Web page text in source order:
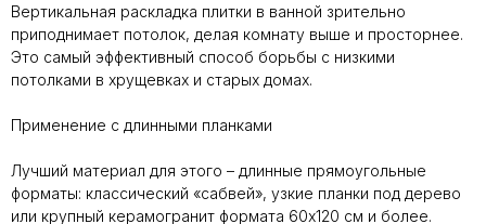
Вертикальная раскладка плитки в ванной зрительно
приподнимает потолок, делая комнату выше и просторнее.
Это самый эффективный способ борьбы с низкими
потолками в хрущевках и старых домах.
Применение с длинными планками
Лучший материал для этого – длинные прямоугольные
форматы: классический «сабвей», узкие планки под дерево
или крупный керамогранит формата 60х120 см и более.